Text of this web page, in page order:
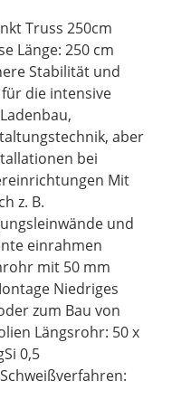
Truss 250cm
Länge: 250 cm
Stabilität und
die intensive
aber
bei
Mit
z. B.
und
einrahmen
mit 50 mm
Niedriges
zum Bau von
Längsrohr: 50 x
0,5